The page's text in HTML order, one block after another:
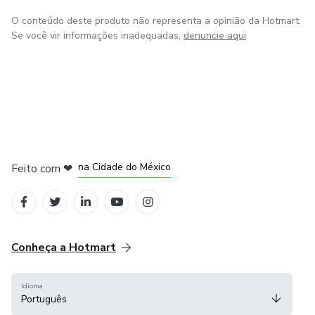
O conteúdo deste produto não representa a opinião da Hotmart.
Se você vir informações inadequadas, denuncie aqui
Feito com ❤ na Cidade do México
Conheça a Hotmart
Idioma
Português